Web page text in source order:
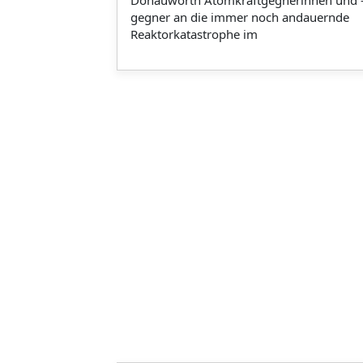
gegner an die immer noch andauernde
Reaktorkatastrophe im